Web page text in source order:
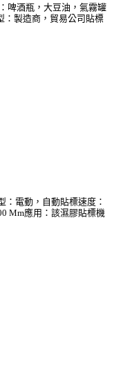
啤酒瓶，大豆油，氣霧罐
：製造商，貿易公司貼標
：電動，自動貼標速度：
Mm應用：該濕膠貼標機